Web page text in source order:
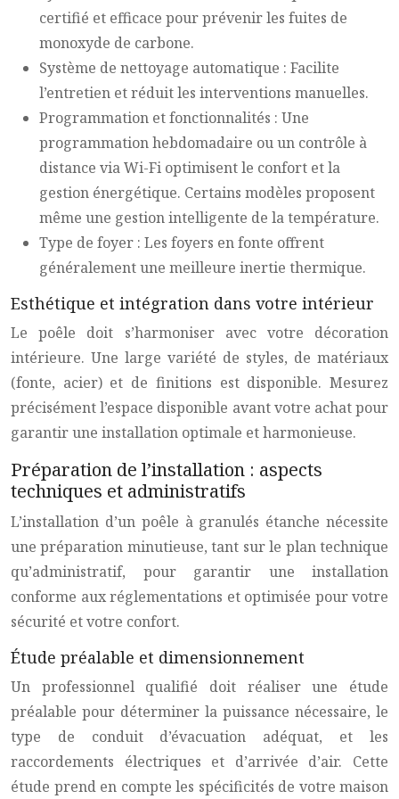
certifié et efficace pour prévenir les fuites de
monoxyde de carbone.
Système de nettoyage automatique : Facilite
l’entretien et réduit les interventions manuelles.
Programmation et fonctionnalités : Une
programmation hebdomadaire ou un contrôle à
distance via Wi-Fi optimisent le confort et la
gestion énergétique. Certains modèles proposent
même une gestion intelligente de la température.
Type de foyer : Les foyers en fonte offrent
généralement une meilleure inertie thermique.
Esthétique et intégration dans votre intérieur
Le poêle doit s’harmoniser avec votre décoration
intérieure. Une large variété de styles, de matériaux
(fonte, acier) et de finitions est disponible. Mesurez
précisément l’espace disponible avant votre achat pour
garantir une installation optimale et harmonieuse.
Préparation de l’installation : aspects
techniques et administratifs
L’installation d’un poêle à granulés étanche nécessite
une préparation minutieuse, tant sur le plan technique
qu’administratif, pour garantir une installation
conforme aux réglementations et optimisée pour votre
sécurité et votre confort.
Étude préalable et dimensionnement
Un professionnel qualifié doit réaliser une étude
préalable pour déterminer la puissance nécessaire, le
type de conduit d’évacuation adéquat, et les
raccordements électriques et d’arrivée d’air. Cette
étude prend en compte les spécificités de votre maison